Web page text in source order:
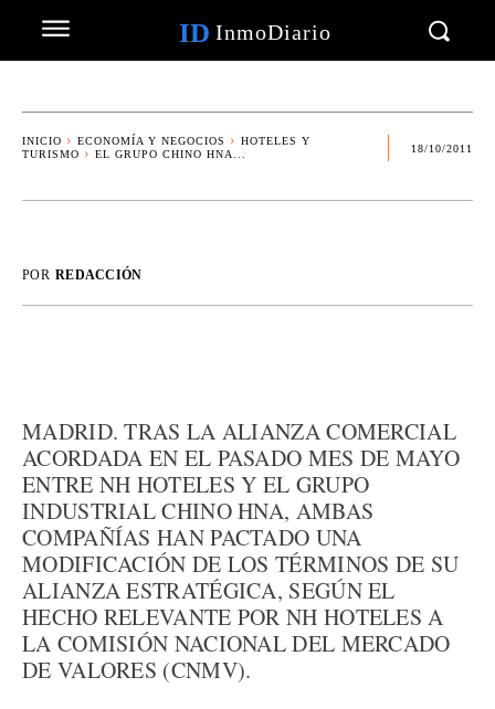
ID InmoDiario
INICIO ECONOMÍA Y NEGOCIOS
HOTELES Y
TURISMO
EL GRUPO CHINO HNA...
18/10/2011
POR REDACCIÓN
MADRID. TRAS LA ALIANZA COMERCIAL
ACORDADA EN EL PASADO MES DE MAYO
ENTRE NH HOTELES Y EL GRUPO
INDUSTRIAL CHINO HNA, AMBAS
COMPAÑÍAS HAN PACTADO UNA
MODIFICACIÓN DE LOS TÉRMINOS DE SU
ALIANZA ESTRATÉGICA, SEGÚN EL
HECHO RELEVANTE POR NH HOTELES A
LA COMISIÓN NACIONAL DEL MERCADO
DE VALORES (CNMV).